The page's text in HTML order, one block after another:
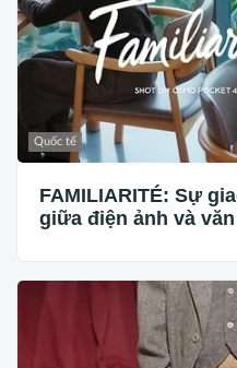
Quốc tế
FAMILIARITÉ: Sự
giữa điện ảnh và